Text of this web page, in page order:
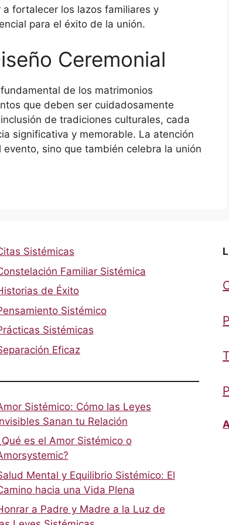
fortalecer los lazos familiares y
para el éxito de la unión.
Ceremonial
de los matrimonios
que deben ser cuidadosamente
de tradiciones culturales, cada
significativa y memorable. La atención
sino que también celebra la unión
Sistémicas
Familiar Sistémica
de Éxito
Sistémico
Sistémicas
Eficaz
Sistémico: Cómo las Leyes
Sanan tu Relación
es el Amor Sistémico o
Mental y Equilibrio Sistémico: El
hacia una Vida Plena
a Padre y Madre a la Luz de